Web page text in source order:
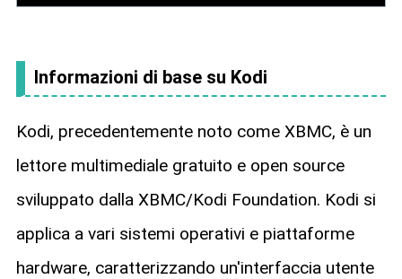
Informazioni di base su Kodi
Kodi, precedentemente noto come XBMC, è un
lettore multimediale gratuito e open source
sviluppato dalla XBMC/Kodi Foundation. Kodi si
applica a vari sistemi operativi e piattaforme
hardware, caratterizzando un'interfaccia utente